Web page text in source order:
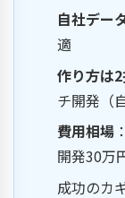
自社デー
適
作り方は
チ開発（
費用相場
開発30万
成功のカ